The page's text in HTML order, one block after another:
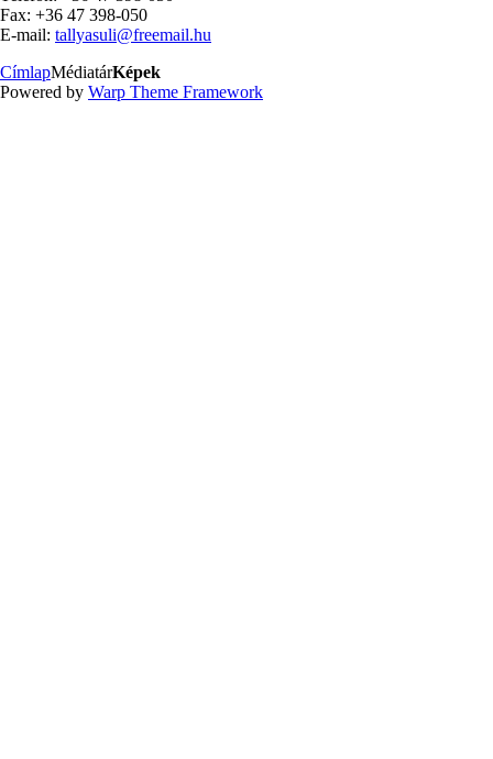
Fax: +36 47 398-050
E-mail: tallyasuli@freemail.hu
CímlapMédiatárKépek
Powered by Warp Theme Framework